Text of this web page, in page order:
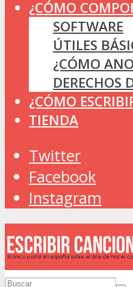
¿CÓMO
SOFTWARE
ÚTILES
¿CÓMO
DERECHOS
¿CÓMO
TIENDA
Twitter
Facebook
Instagram